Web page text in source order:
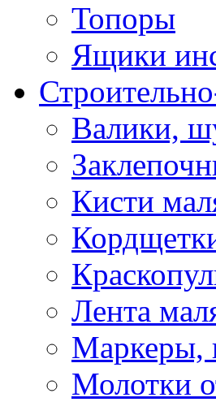
Топоры
Ящики
Валики,
Кисти
Лента
Маркеры,
Молотки